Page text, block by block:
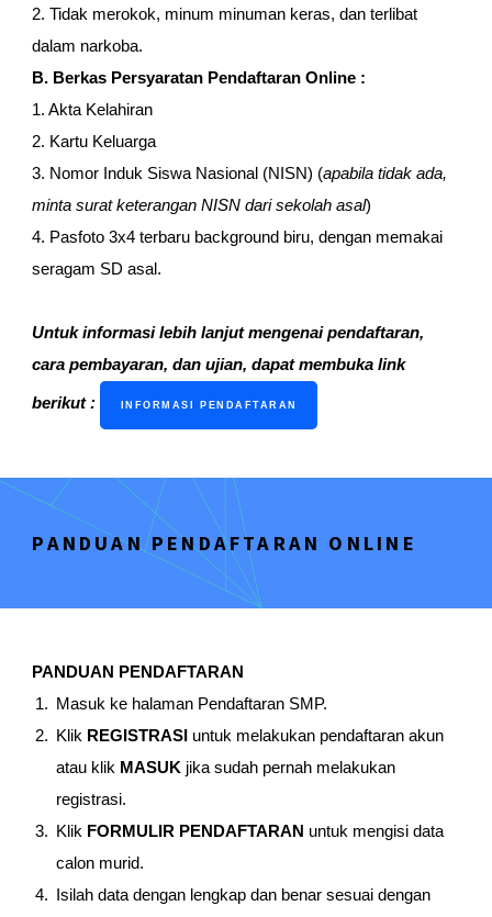
2. Tidak merokok, minum minuman keras, dan terlibat
dalam narkoba.
B. Berkas Persyaratan Pendaftaran Online :
1. Akta Kelahiran
2. Kartu Keluarga
3. Nomor Induk Siswa Nasional (NISN) (apabila tidak ada,
minta surat keterangan NISN dari sekolah asal)
4. Pasfoto 3x4 terbaru background biru, dengan memakai
seragam SD asal.
Untuk informasi lebih lanjut mengenai pendaftaran,
cara pembayaran, dan ujian, dapat membuka link
berikut : INFORMASI PENDAFTARAN
PANDUAN PENDAFTARAN ONLINE
PANDUAN PENDAFTARAN
Masuk ke halaman Pendaftaran SMP.
Klik REGISTRASI untuk melakukan pendaftaran akun
atau klik MASUK jika sudah pernah melakukan
registrasi.
Klik FORMULIR PENDAFTARAN untuk mengisi data
calon murid.
Isilah data dengan lengkap dan benar sesuai dengan